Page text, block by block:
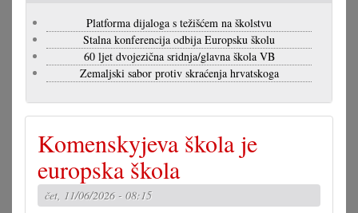
Platforma dijaloga s težišćem na školstvu
Stalna konferencija odbija Europsku školu
60 ljet dvojezična sridnja/glavna škola VB
Zemaljski sabor protiv skraćenja hrvatskoga
Komenskyjeva škola je
europska škola
čet, 11/06/2026 - 08:15